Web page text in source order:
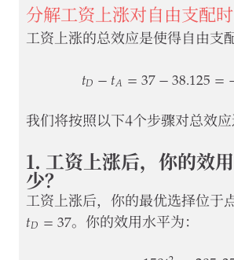
分解工资上涨对自由支配
工资上涨的总效应是使得自由支
𝑡𝐷−𝑡𝐴=37−38.125=
−t A=37 38.125=−
我们将按照以下4个步骤对总效应
1. 工资上涨后，你的效
少？
工资上涨后，你的最优选择位于
𝑡𝐷=37
tD=37 。你的效用水平为：